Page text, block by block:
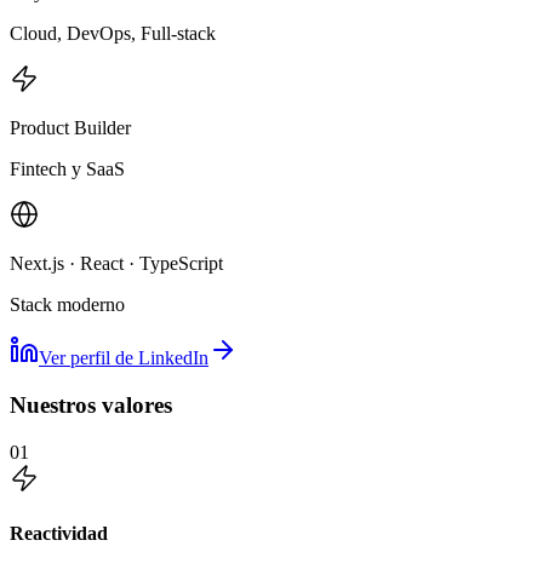
Cloud, DevOps, Full-stack
Product Builder
Fintech y SaaS
Next.js · React · TypeScript
Stack moderno
Ver perfil de LinkedIn
Nuestros valores
01
Reactividad